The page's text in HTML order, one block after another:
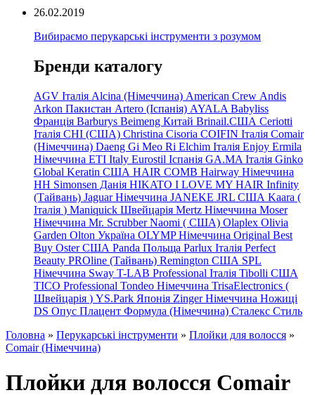
26.02.2019
Вибираємо перукарські інструменти з розумом
Бренди каталогу
AGV Італія Alcina (Німеччина) American Crew Andis
Arkon Пакистан Artero (Іспанія) AYALA Babyliss
Франція Barburys Beimeng Китай Brinail.США Ceriotti
Італія CHI (США) Christina Cisoria COIFIN Італія Comair
(Німеччина) Daeng Gi Meo Ri Elchim Італія Enjoy Ermila
Німеччина ETI Italy Eurostil Іспанія GA.MA Італія Ginko
Global Keratin США HAIR COMB Hairway Німеччина
HH Simonsen Данія HIKATO I LOVE MY HAIR Infinity
(Тайвань) Jaguar Німеччина JANEKE JRL США Kaara (
Італія ) Maniquick Швейцарія Mertz Німеччина Moser
Німеччина Mr. Scrubber Naomi ( США) Olaplex Olivia
Garden Olton Україна OLYMP Німеччина Original Best
Buy Oster США Panda Польща Parlux Італія Perfect
Beauty PROline (Тайвань) Remington США SPL
Німеччина Sway T-LAB Professional Італія Tibolli США
TICO Professional Tondeo Німеччина TrisaElectronics (
Швейцарія ) YS.Park Японія Zinger Німеччина Ножиці
DS Опус Плацент Формула (Німеччина) Сталекс Стиль
Головна » Перукарські інструменти » Плойки для волосся »
Comair (Німеччина)
Плойки для волосся Comair